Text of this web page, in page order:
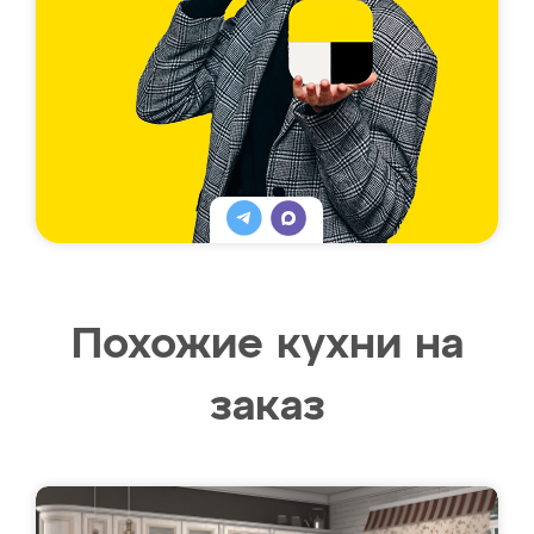
Похожие кухни на
заказ